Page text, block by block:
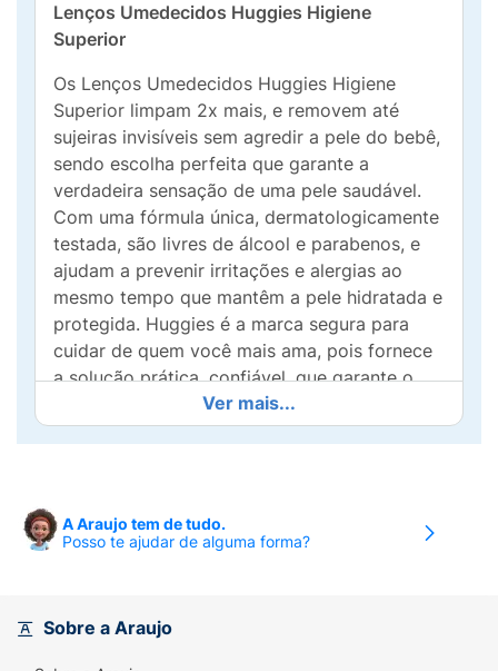
Lenços Umedecidos Huggies Higiene
Superior
Os Lenços Umedecidos Huggies Higiene
Superior limpam 2x mais, e removem até
sujeiras invisíveis sem agredir a pele do bebê,
sendo escolha perfeita que garante a
verdadeira sensação de uma pele saudável.
Com uma fórmula única, dermatologicamente
testada, são livres de álcool e parabenos, e
ajudam a prevenir irritações e alergias ao
mesmo tempo que mantêm a pele hidratada e
protegida. Huggies é a marca segura para
cuidar de quem você mais ama, pois fornece
a solução prática, confiável, que garante o
cuidado ideal para toda a família.
REMOVE ATÉ SUJEIRAS INVISÍVEIS:Os
pele. Dermatologicamente testado para
entregar uma suavidade insuperável.
MAIOR PROTEÇÃO PARA A PELE:
Ver mais...
A Araujo tem de tudo.
Posso te ajudar de alguma forma?
Sobre a Araujo